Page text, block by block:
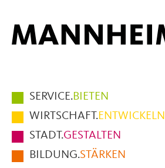
Hauptmenüpunkte
im
Fußbereich
der
Seite
SERVICE.BIETEN
WIRTSCHAFT.ENTWICKELN
STADT.GESTALTEN
BILDUNG.STÄRKEN